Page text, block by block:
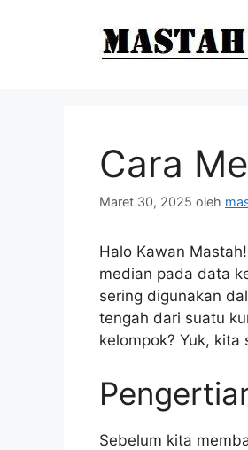
Cara
Maret 30, 2025 oleh
Halo Kawan
median pada data
sering digunakan
tengah dari suatu
kelompok? Yuk,
Sebelum kita